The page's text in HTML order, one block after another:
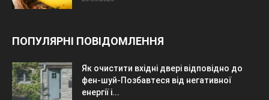
ПОПУЛЯРНІ ПОВІДОМЛЕННЯ
Як очистити вхідні двері відповідно до
фен-шуй-Позбавтеся від негативної
енергії і...